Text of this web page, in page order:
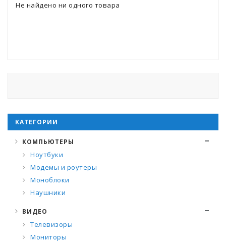
Не найдено ни одного товара
КАТЕГОРИИ
КОМПЬЮТЕРЫ
Ноутбуки
Модемы и роутеры
Моноблоки
Наушники
ВИДЕО
Телевизоры
Мониторы